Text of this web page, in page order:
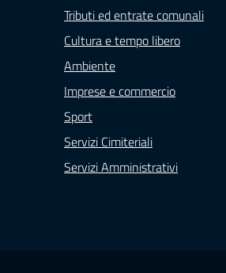
Tributi ed entrate comunali
Cultura e tempo libero
Ambiente
Imprese e commercio
Sport
Servizi Cimiteriali
Servizi Amministrativi